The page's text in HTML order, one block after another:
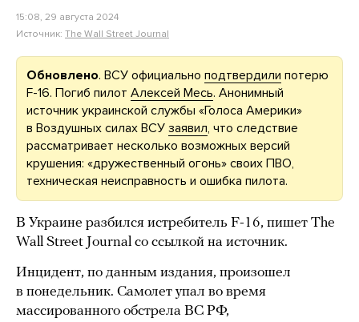
15:08, 29 августа 2024
Источник: The Wall Street Journal
Обновлено. ВСУ официально подтвердили потерю
F-16. Погиб пилот Алексей Месь. Анонимный
источник украинской службы «Голоса Америки»
в Воздушных силах ВСУ заявил, что следствие
рассматривает несколько возможных версий
крушения: «дружественный огонь» своих ПВО,
техническая неисправность и ошибка пилота.
В Украине разбился истребитель F-16, пишет The
Wall Street Journal со ссылкой на источник.
Инцидент, по данным издания, произошел
в понедельник. Самолет упал во время
массированного обстрела ВС РФ,